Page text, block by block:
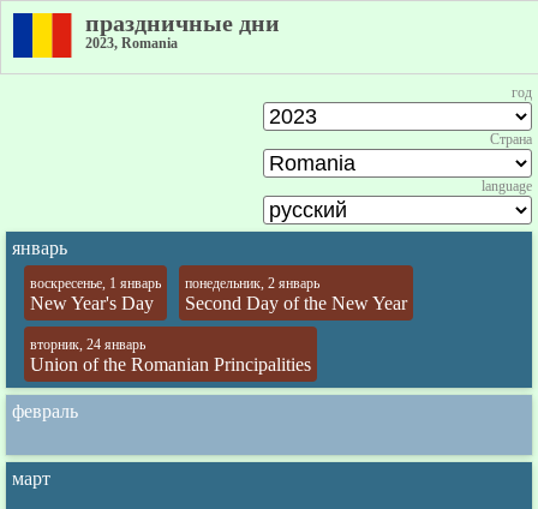
праздничные дни
2023, Romania
год
Страна
language
январь
воскресенье, 1 январь
New Year's Day
понедельник, 2 январь
Second Day of the New Year
вторник, 24 январь
Union of the Romanian Principalities
февраль
март